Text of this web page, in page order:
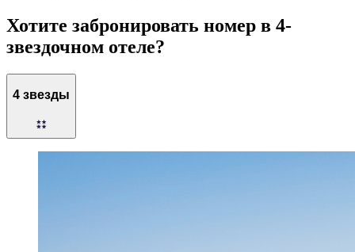
Хотите забронировать номер в 4-
звездочном отеле?
4 звезды